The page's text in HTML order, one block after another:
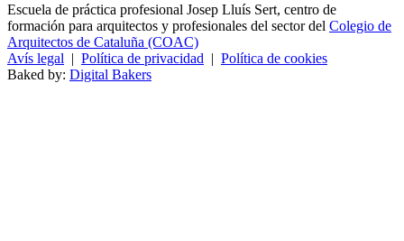
Escuela de práctica profesional Josep Lluís Sert, centro de
formación para arquitectos y profesionales del sector del Colegio de
Arquitectos de Cataluña (COAC)
Avís legal | Política de privacidad | Política de cookies
Baked by: Digital Bakers